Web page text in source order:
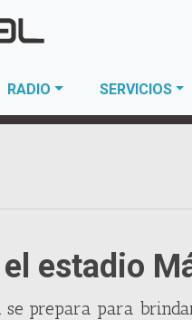
RADIO SERVICIOS
estadio
se prepara para